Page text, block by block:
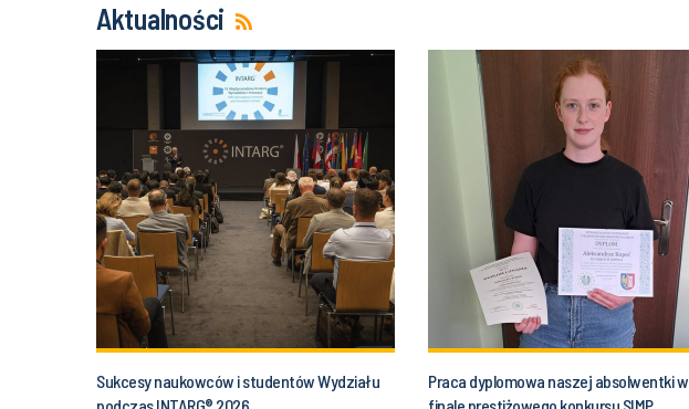
Aktualności
Sukcesy naukowców i studentów Wydziału
Praca dyplomowa naszej absolwentki w